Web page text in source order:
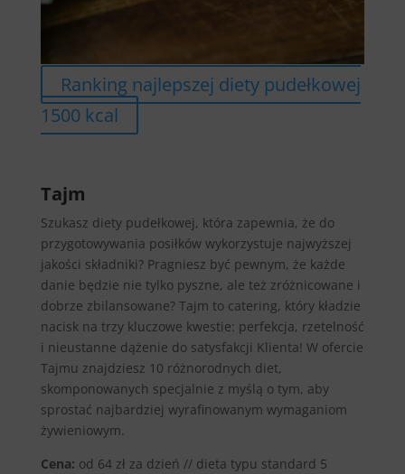
Ranking najlepszej diety pudełkowej
1500 kcal
Tajm
Szukasz diety pudełkowej, która zapewnia, że do
przygotowywania posiłków wykorzystuje najwyższej
jakości składniki? Pragniesz być pewnym, że każde
danie będzie nie tylko pyszne, ale też zróżnicowane i
dobrze zbilansowane? Tajm to catering, który kładzie
nacisk na trzy kluczowe kwestie: perfekcja, rzetelność
i nieustanne dążenie do satysfakcji Klienta! W ofercie
Tajmu znajdziesz 10 różnorodnych diet,
skomponowanych specjalnie z myślą o tym, aby
sprostać najbardziej wyrafinowanym wymaganiom
żywieniowym.
Cena: od 64 zł za dzień // dieta typu standard 5